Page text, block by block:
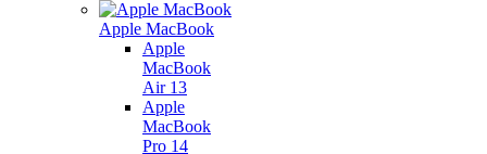
Apple MacBook
Apple
MacBook
Air 13
Apple
MacBook
Pro 14